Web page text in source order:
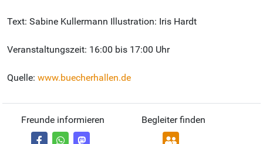
Text: Sabine Kullermann Illustration: Iris Hardt
Veranstaltungszeit: 16:00 bis 17:00 Uhr
Quelle: www.buecherhallen.de
Freunde informieren Begleiter finden